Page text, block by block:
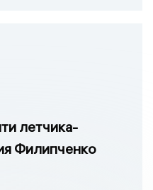
летчика-
Филипченко